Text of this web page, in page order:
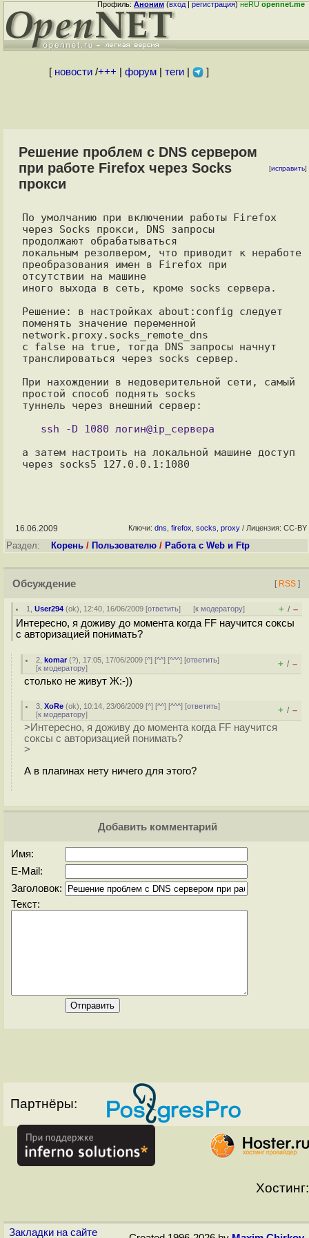
Профиль:Аноним(вход|регистрация)неRUopennet.me
[ новости/+++ форум| теги| ]
Решение проблем с DNS сервером
при работе Firefox через Socks
прокси
[исправить]
По умолчанию при включении работы Firefox
через Socks прокси, DNS запросы
продолжают обрабатываться
локальным резолвером, что приводит к неработе
преобразования имен в Firefox при
отсутствии на машине
иного выхода в сеть, кроме socks сервера.
Решение: в настройках about:config следует
поменять значение переменной
network.proxy.socks_remote_dns
с false на true, тогда DNS запросы начнут
транслироваться через socks сервер.
При нахождении в недоверительной сети, самый
простой способ поднять socks
туннель через внешний сервер:
а затем настроить на локальной машине доступ
16.06.2009 Ключи: dns firefox socks proxy / Лицензия: CC-BY
Раздел: Корень / Пользователю / Работа с Web и Ftp
Обсуждение [ RSS ]
1 ,User294 (ok), 12:40, 16/06/2009 [ответить] [к модератору] + / –
Интересно, я доживу до момента когда FF научится соксы
с авторизацией понимать?
2 ,komar(?), 17:05, 17/06/2009 [^] [^^] [^^^] [ответить]
[к модератору] + / –
столько не живут Ж:-))
3 ,XoRe (ok), 10:14, 23/06/2009 [^] [^^] [^^^] [ответить]
[к модератору] + / –
>Интересно, я доживу до момента когда FF научится
соксы с авторизацией понимать?
>
А в плагинах нету ничего для этого?
Добавить комментарий
Имя:
E-Mail:
Заголовок:
Текст:
Партнёры:
Хостинг:
Закладки на сайте